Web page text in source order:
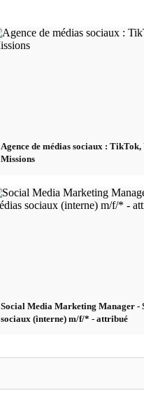
Agence de médias sociaux :
Missions
Social Media Marketing Manager -
sociaux (interne) m/f/* - attribué